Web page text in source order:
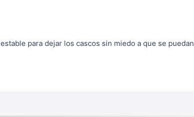
para dejar los cascos sin miedo a que se puedan